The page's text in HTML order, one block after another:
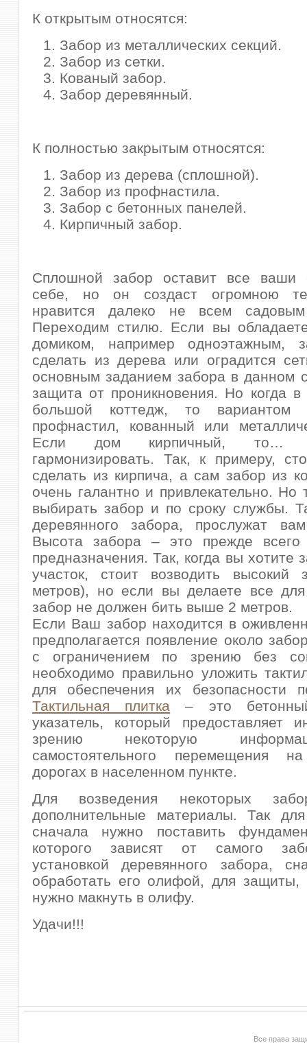
К открытым относятся:
Забор из металлических секций.
Забор из сетки.
Кованый забор.
Забор деревянный.
К полностью закрытым относятся:
Забор из дерева (сплошной).
Забор из профнастила.
Забор с бетонных панелей.
Кирпичный забор.
Сплошной забор оставит все ваши
себе, но он создаст огромною
нравится далеко не всем
Переходим стилю. Если вы
домиком, например одноэтажным,
сделать из дерева или оградится
основным заданием забора в данном
защита от проникновения. Но когда
большой коттедж, то вариантом
профнастил, кованный или
Если дом кирпичный,
гармонизировать. Так, к примеру,
сделать из кирпича, а сам забор из
очень галантно и привлекательно. Но
выбирать забор и по сроку службы.
деревянного забора, прослужат
Высота забора – это прежде
предназначения. Так, когда вы хотите
участок, стоит возводить
метров), но если вы делаете все
забор не должен бить выше 2 метров.
Если Ваш забор находится в
предполагается появление около
с ограничением по зрению без
необходимо правильно уложить
для обеспечения их безопасности
Тактильная плитка – это
указатель, который предоставляет
зрению некоторую
самостоятельного перемещения
дорогах в населенном пункте.
Для возведения некоторых
дополнительные материалы. Так для
сначала нужно поставить
которого зависят от самого
установкой деревянного забора,
обработать его олифой, для защиты,
нужно макнуть в олифу.
Удачи!!!
Все права